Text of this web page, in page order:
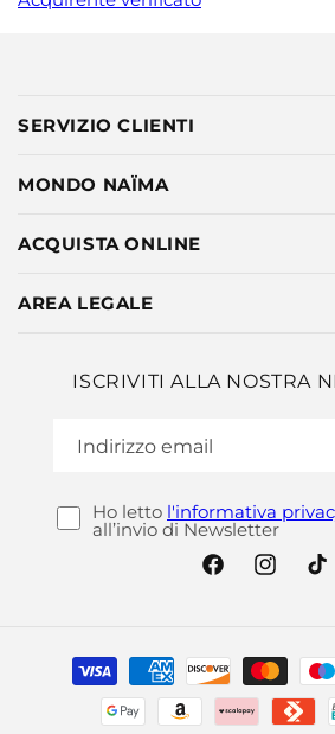
SERVIZIO CLIENTI
MONDO NAÏMA
ACQUISTA ONLINE
AREA LEGALE
ISCRIVITI ALLA NOSTRA
Indirizzo email
Ho letto l'informativa
all’invio di Newsletter
Facebook
Metodi
pagamento